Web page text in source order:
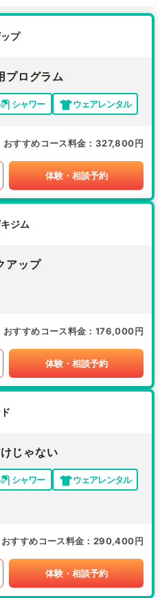
プ
プログラム
シャワー ウェアレンタル
おすすめコース料金 327,800円
体験・相談予約
ジム
アップ
おすすめコース料金 176,000円
体験・相談予約
じゃない
シャワー
ウェアレンタル
おすすめコース料金 290,400円
体験・相談予約